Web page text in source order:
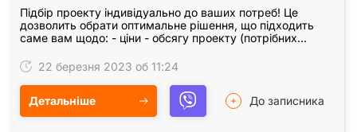
Підбір проекту індивідуально до ваших потреб! Це
дозволить обрати оптимальне рішення, що підходить
саме вам щодо: - ціни - обсягу проекту (потрібних
22 березня 2023 об 11:24
Детальніше До записника